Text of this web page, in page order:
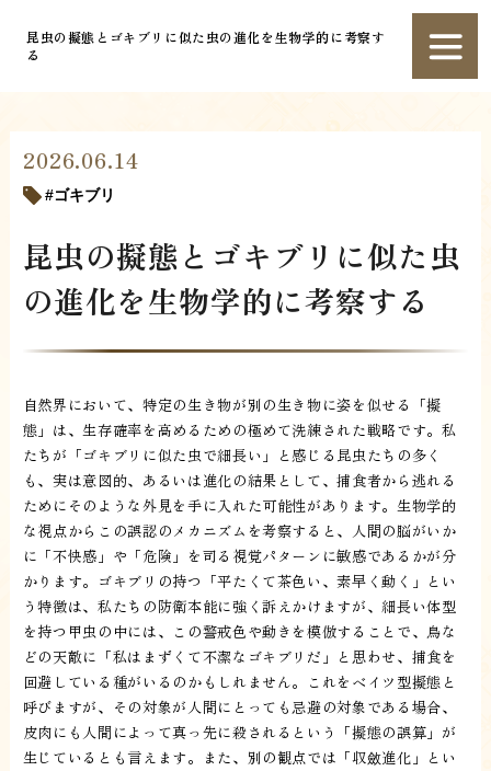
昆虫の擬態とゴキブリに似た虫の進化を生物学的に考察す
る
2026.06.14
ゴキブリ
昆虫の擬態とゴキブリに似た虫
の進化を生物学的に考察する
自然界において、特定の生き物が別の生き物に姿を似せる「擬
態」は、生存確率を高めるための極めて洗練された戦略です。私
たちが「ゴキブリに似た虫で細長い」と感じる昆虫たちの多く
も、実は意図的、あるいは進化の結果として、捕食者から逃れる
ためにそのような外見を手に入れた可能性があります。生物学的
な視点からこの誤認のメカニズムを考察すると、人間の脳がいか
に「不快感」や「危険」を司る視覚パターンに敏感であるかが分
かります。ゴキブリの持つ「平たくて茶色い、素早く動く」とい
う特徴は、私たちの防衛本能に強く訴えかけますが、細長い体型
を持つ甲虫の中には、この警戒色や動きを模倣することで、鳥な
どの天敵に「私はまずくて不潔なゴキブリだ」と思わせ、捕食を
回避している種がいるのかもしれません。これをベイツ型擬態と
呼びますが、その対象が人間にとっても忌避の対象である場合、
皮肉にも人間によって真っ先に殺されるという「擬態の誤算」が
生じているとも言えます。また、別の観点では「収斂進化」とい